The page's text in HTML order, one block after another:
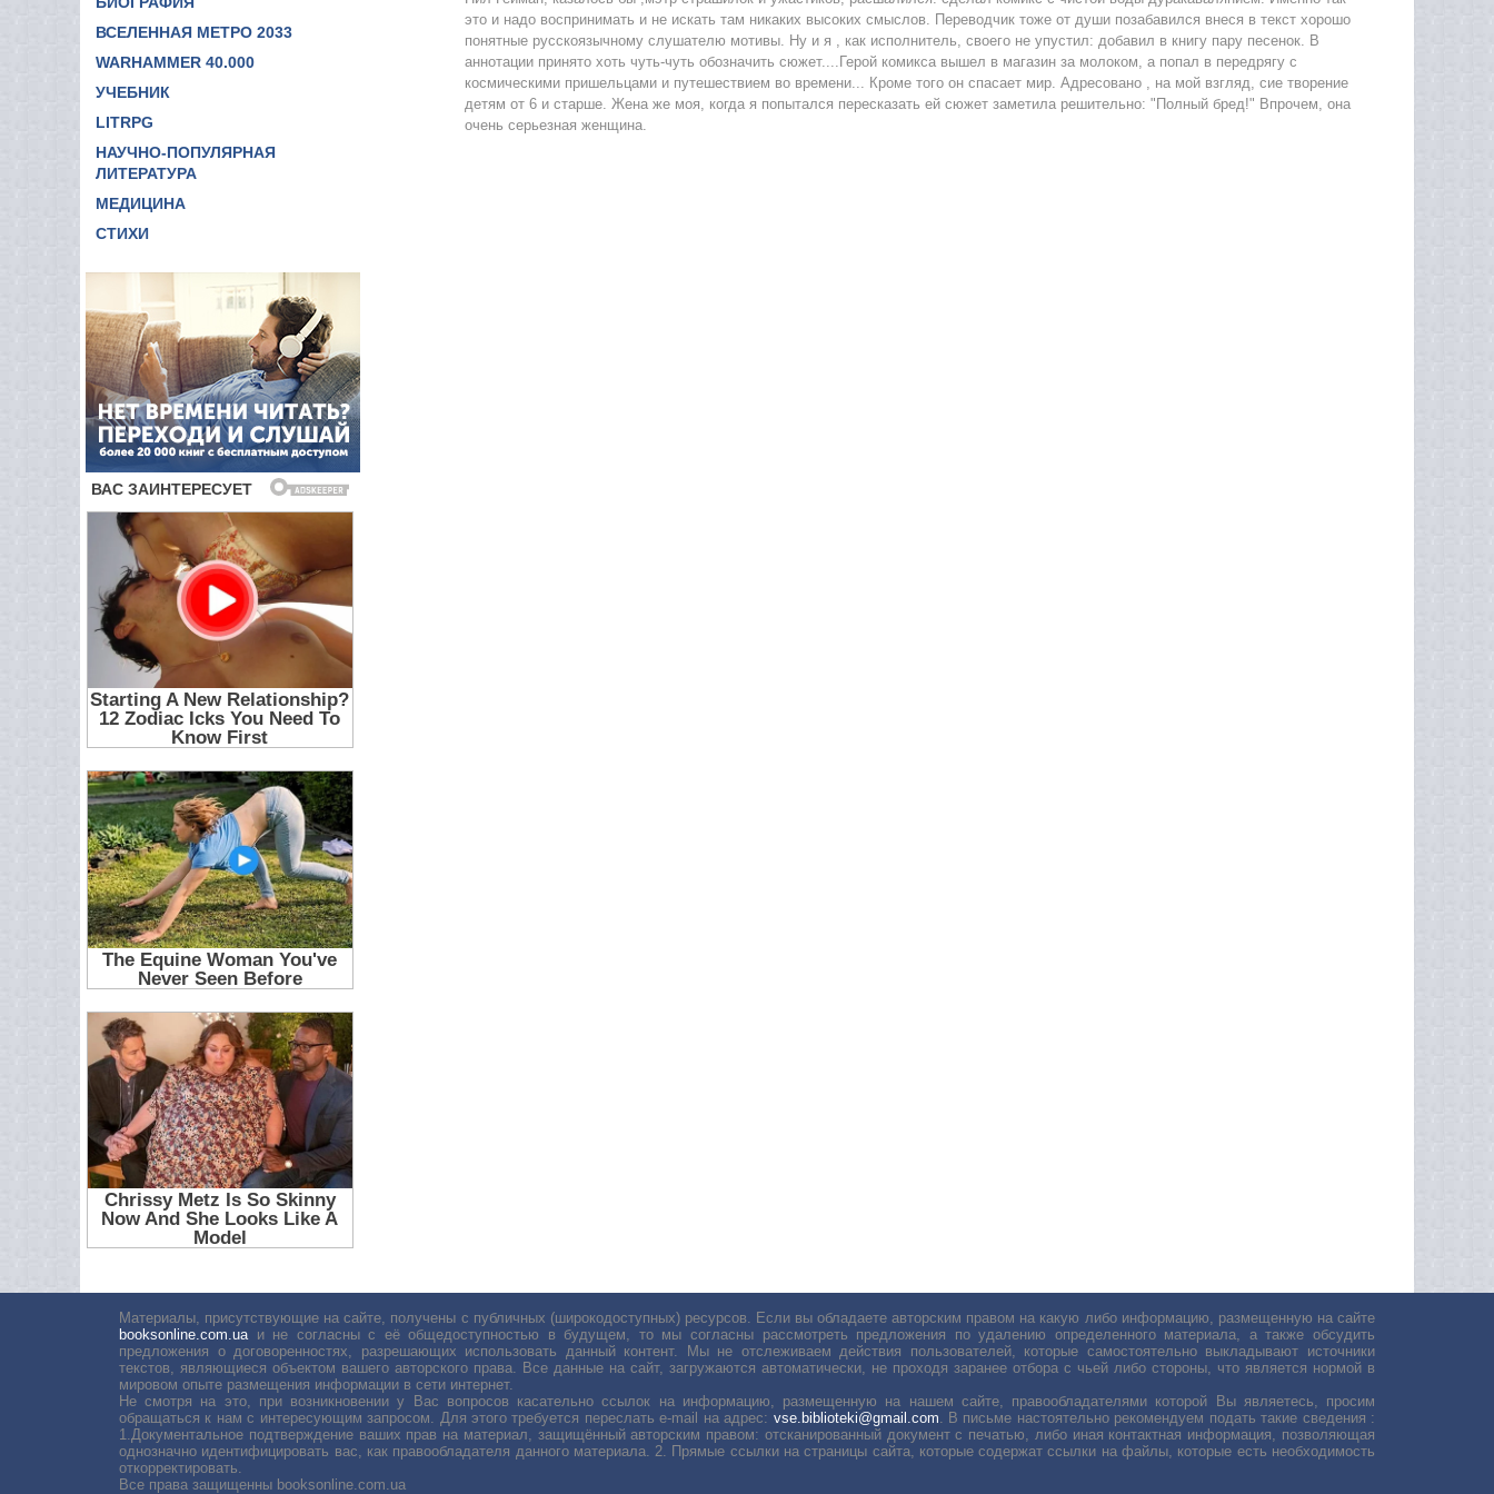
ВСЕЛЕННАЯ МЕТРО 2033
WARHAMMER 40.000
УЧЕБНИК
LITRPG
НАУЧНО-ПОПУЛЯРНАЯ
ЛИТЕРАТУРА
МЕДИЦИНА
СТИХИ
это и надо воспринимать и не искать там никаких высоких смыслов. Переводчик тоже от души позабавился внеся в текст хорошо
понятные русскоязычному слушателю мотивы. Ну и я , как исполнитель, своего не упустил: добавил в книгу пару песенок. В
аннотации принято хоть чуть-чуть обозначить сюжет....Герой комикса вышел в магазин за молоком, а попал в передрягу с
космическими пришельцами и путешествием во времени... Кроме того он спасает мир. Адресовано , на мой взгляд, сие творение
детям от 6 и старше. Жена же моя, когда я попытался пересказать ей сюжет заметила решительно: "Полный бред!" Впрочем, она
очень серьезная женщина.
Материалы, присутствующие на сайте, получены с публичных (широкодоступных) ресурсов. Если вы обладаете авторским правом на какую либо информацию, размещенную на сайте
booksonline.com.uaи не согласны с её общедоступностью в будущем, то мы согласны рассмотреть предложения по удалению определенного материала, а также обсудить
предложения о договоренностях, разрешающих использовать данный контент. Мы не отслеживаем действия пользователей, которые самостоятельно выкладывают источники
текстов, являющиеся объектом вашего авторского права. Все данные на сайт, загружаются автоматически, не проходя заранее отбора с чьей либо стороны, что является нормой в
мировом опыте размещения информации в сети интернет.
Не смотря на это, при возникновении у Вас вопросов касательно ссылок на информацию, размещенную на нашем сайте, правообладателями которой Вы являетесь, просим
обращаться к нам с интересующим запросом. Для этого требуется переслать е-mail на адрес: vse.biblioteki@gmail.com. В письме настоятельно рекомендуем подать такие сведения :
1.Документальное подтверждение ваших прав на материал, защищённый авторским правом: отсканированный документ с печатью, либо иная контактная информация, позволяющая
однозначно идентифицировать вас, как правообладателя данного материала. 2. Прямые ссылки на страницы сайта, которые содержат ссылки на файлы, которые есть необходимость
откорректировать.
Все права защищенны booksonline.com.ua